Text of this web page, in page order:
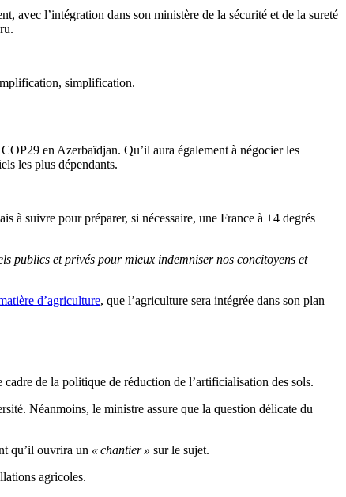
avec l’intégration dans son ministère de la sécurité et de la sureté
simplification.
en Azerbaïdjan. Qu’il aura également à négocier les
les plus dépendants.
à suivre pour préparer, si nécessaire, une France à +4 degrés
publics et privés pour mieux indemniser nos concitoyens et
d’agriculture, que l’agriculture sera intégrée dans son plan
de la politique de réduction de l’artificialisation des sols.
Néanmoins, le ministre assure que la question délicate du
qu’il ouvrira un « chantier » sur le sujet.
agricoles.